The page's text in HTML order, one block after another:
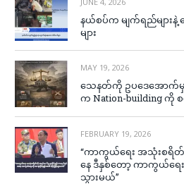
နယ်စပ်က မျက်ရည်များနဲ့
များ
MAY 19, 2026
သေနတ်ကို ဥပဒေအောက်မှ
က Nation-building ကို
FEBRUARY 19, 2026
“ကာကွယ်ရေး အသုံးစရိ
နေ ဒီနှစ်တော့ ကာကွယ်ရေ
သွားမယ်”